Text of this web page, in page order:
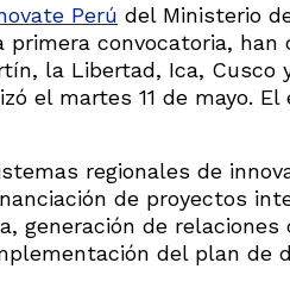
Perú del Ministerio
primera convocatoria, han
la Libertad, Ica, Cusco
el martes 11 de mayo. El
regionales de
de proyectos
generación de relaciones
del plan de